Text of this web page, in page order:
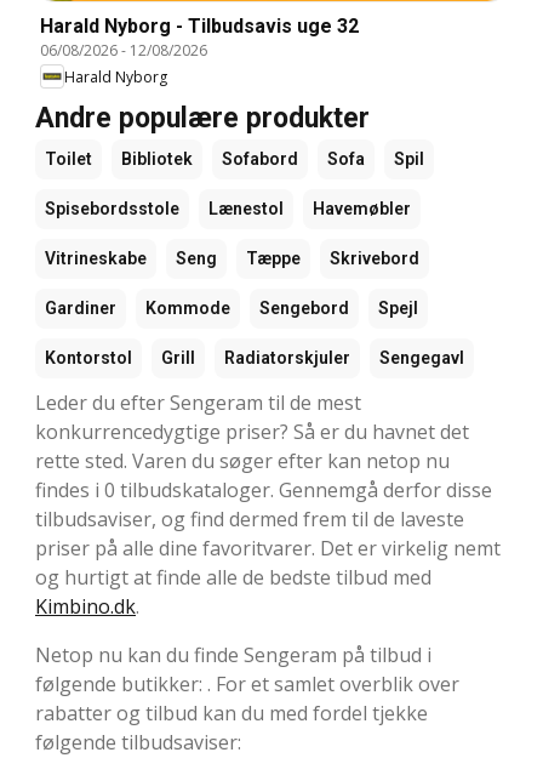
Harald Nyborg - Tilbudsavis uge 32
06/08/2026- 12/08/2026
Harald Nyborg
Andre populære produkter
Toilet Bibliotek Sofabord Sofa Spil
Spisebordsstole Lænestol Havemøbler
Vitrineskabe Seng Tæppe Skrivebord
Gardiner Kommode Sengebord Spejl
Kontorstol Grill Radiatorskjuler Sengegavl
Leder du efter Sengeram til de mest
konkurrencedygtige priser? Så er du havnet det
rette sted. Varen du søger efter kan netop nu
findes i 0 tilbudskataloger. Gennemgå derfor disse
tilbudsaviser, og find dermed frem til de laveste
priser på alle dine favoritvarer. Det er virkelig nemt
og hurtigt at finde alle de bedste tilbud med
Kimbino.dk.
Netop nu kan du finde Sengeram på tilbud i
følgende butikker: . For et samlet overblik over
rabatter og tilbud kan du med fordel tjekke
følgende tilbudsaviser: